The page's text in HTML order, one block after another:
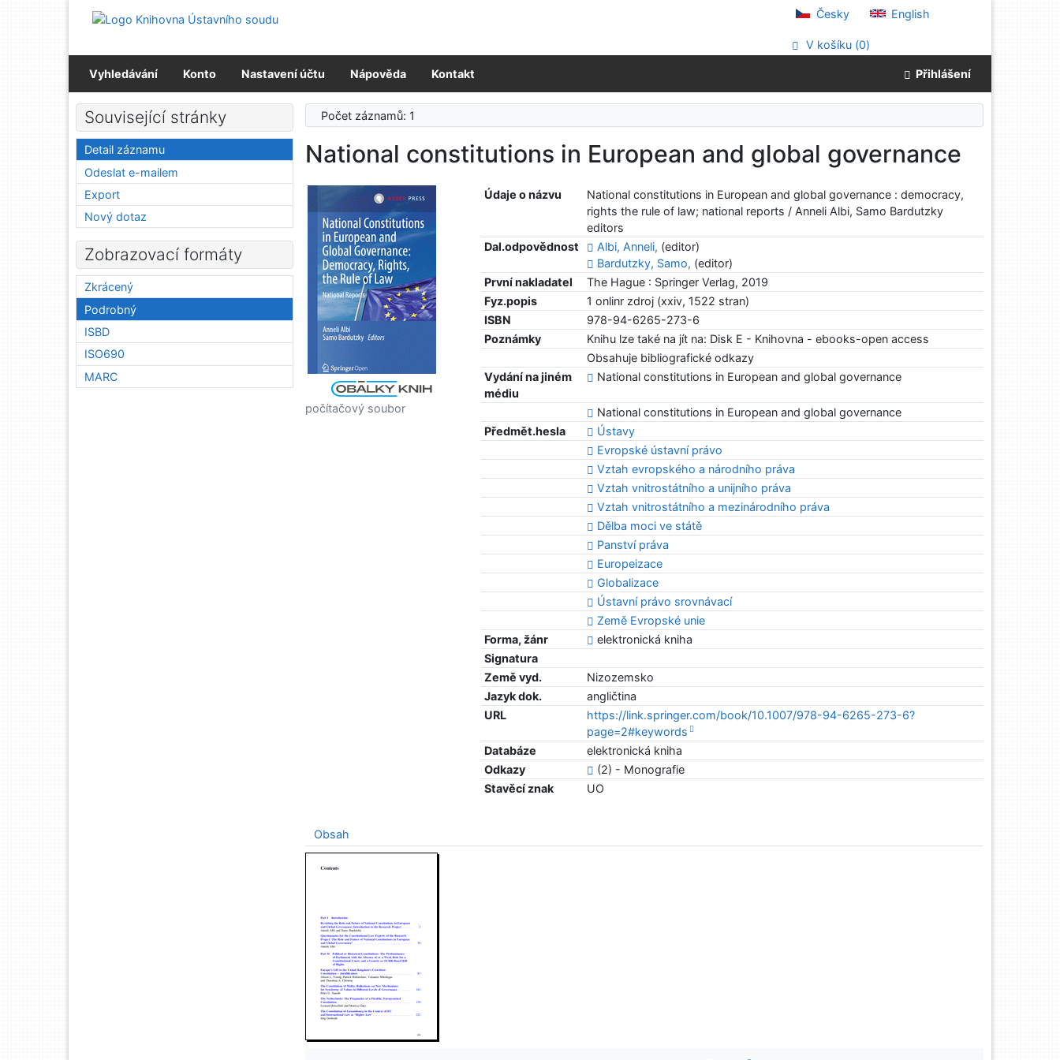
Přejít na menu
Česky English
V košíku (0)
Vyhledávání Konto Nastavení účtu Nápověda Kontakt Přihlášení
Počet záznamů: 1
National constitutions in European and global governance
Údaje o názvu
National constitutions in European and global governance : democracy,
rights the rule of law; national reports / Anneli Albi, Samo Bardutzky
editors
Dal.odpovědnost
Albi, Anneli, (editor)
Bardutzky, Samo, (editor)
První nakladatel
The Hague : Springer Verlag, 2019
Fyz.popis
1 onlinr zdroj (xxiv, 1522 stran)
ISBN
978-94-6265-273-6
Poznámky
Knihu lze také na jít na: Disk E - Knihovna - ebooks-open access
Obsahuje bibliografické odkazy
Vydání na jiném
médiu
National constitutions in European and global governance
National constitutions in European and global governance
Předmět.hesla
Ústavy
Evropské ústavní právo
Vztah evropského a národního práva
Vztah vnitrostátního a unijního práva
Vztah vnitrostátního a mezinárodního práva
Dělba moci ve státě
Panství práva
Europeizace
Globalizace
Ústavní právo srovnávací
Země Evropské unie
Forma, žánr
elektronická kniha
Signatura
Země vyd.
Nizozemsko
Jazyk dok.
angličtina
URL
https://link.springer.com/book/10.1007/978-94-6265-273-6?
page=2#keywords
Databáze
elektronická kniha
Odkazy
(2) - Monografie
Stavěcí znak
UO
počítačový soubor
Obsah
Související stránky
Detail záznamu
Odeslat e-mailem
Export
Nový dotaz
Zobrazovací formáty
Zkrácený
Podrobný
ISBD
ISO690
MARC